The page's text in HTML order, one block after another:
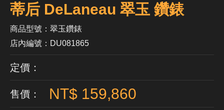
蒂后 DeLaneau 翠玉 鑽錶
商品型號：翠玉鑽錶
店內編號：DU081865
定價：
售價： NT$ 159,860